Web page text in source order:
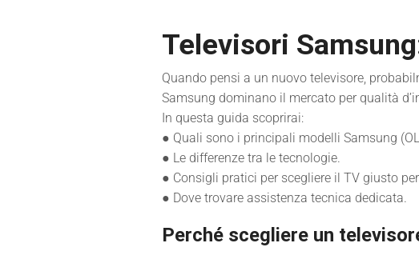
Televisori
Quando pensi a un nuovo televisore,
Samsung dominano il mercato per qualità
In questa guida scoprirai:
● Quali sono i principali modelli Samsung
● Le differenze tra le tecnologie.
● Consigli pratici per scegliere il TV giusto
● Dove trovare assistenza tecnica dedicata.
Perché scegliere un